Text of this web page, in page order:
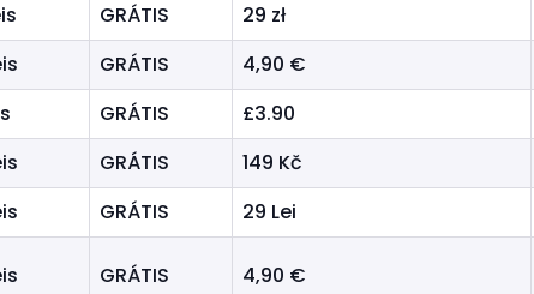
GRÁTIS 29 zł
GRÁTIS 4,90 €
GRÁTIS £3.90
GRÁTIS 149 Kč
GRÁTIS 29 Lei
GRÁTIS 4,90 €